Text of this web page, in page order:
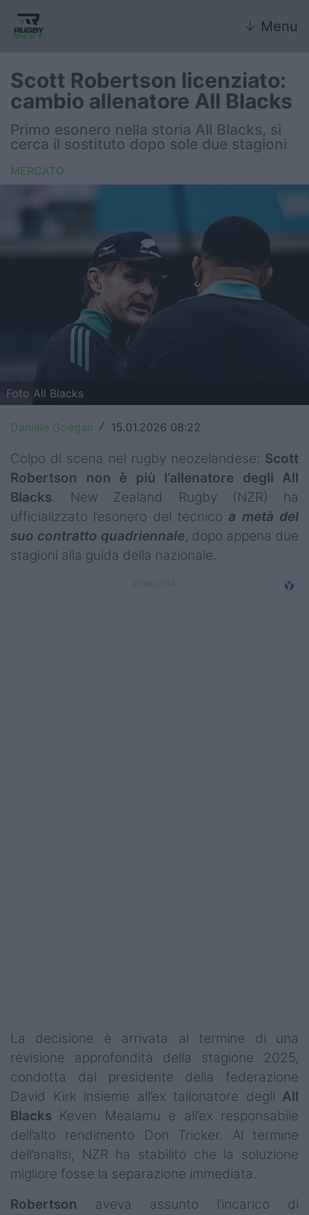
↓ Menu
Nazionali giovanili
Rugby Sevens
FIR
United Rugby Championship
Premiership
Champions Cup
Challenge Cup
World Rugby
Rugby World Cup
Super Rugby
Rugby in TV
Scott Robertson licenziato:
cambio allenatore All Blacks
Primo esonero nella storia All Blacks, si
cerca il sostituto dopo sole due stagioni
MERCATO
Foto All Blacks
Daniele Goegan / 15.01.2026 08:22
Colpo di scena nel rugby neozelandese: Scott
Robertson non è più l’allenatore degli All
Blacks. New Zealand Rugby (NZR) ha
ufficializzato l’esonero del tecnico a metà del
suo contratto quadriennale, dopo appena due
stagioni alla guida della nazionale.
La decisione è arrivata al termine di una
revisione approfondita della stagione 2025,
condotta dal presidente della federazione
David Kirk insieme all’ex tallonatore degli All
Blacks Keven Mealamu e all’ex responsabile
dell’alto rendimento Don Tricker. Al termine
dell’analisi, NZR ha stabilito che la soluzione
migliore fosse la separazione immediata.
Robertson aveva assunto l’incarico di